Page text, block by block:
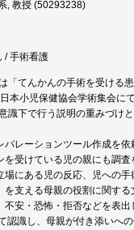
, 教授 (50293238)
/ 手術看護
「てんかんの手術を受ける
本小児保健協会学術集会に
識下で行う説明の重みづけ
レーションツール作成を依
を受けている児の親にも調
場にある児の反応、児への
を支える母親の役割に関す
不安・恐怖・拒否などを表
認識し、母親が付き添いへ